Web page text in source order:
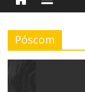
Póscom